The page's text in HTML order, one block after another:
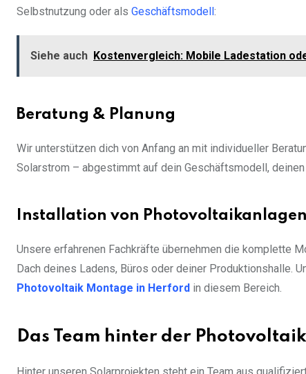
Selbstnutzung oder als Geschäftsmodell:
Siehe auch Kostenvergleich: Mobile Ladestation
Beratung & Planung
Wir unterstützen dich von Anfang an mit individueller
Solarstrom – abgestimmt auf dein Geschäftsmodell,
Installation von Photovoltaikanlagen
Unsere erfahrenen Fachkräfte übernehmen die komplette
Dach deines Ladens, Büros oder deiner Produktionshalle.
Photovoltaik Montage in Herford in diesem Bereich.
Das Team hinter der
Hinter unseren Solarprojekten steht ein Team aus